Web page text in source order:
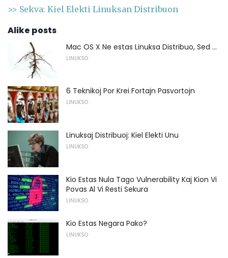
>> Sekva: Kiel Elekti Linuksan Distribuon
Alike posts
Mac OS X Ne estas Linuksa Distribuo, Sed ...
LINUKSO
6 Teknikoj Por Krei Fortajn Pasvortojn
LINUKSO
Linuksaj Distribuoj: Kiel Elekti Unu
LINUKSO
Kio Estas Nula Tago Vulnerability Kaj Kion Vi
Povas Al Vi Resti Sekura
LINUKSO
Kio Estas Negara Pako?
LINUKSO